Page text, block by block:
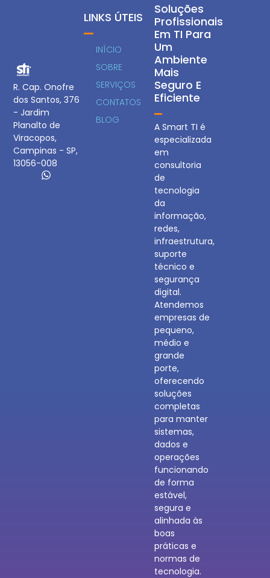
R. Cap. Onofre
dos Santos, 376
- Jardim
Planalto de
Viracopos,
Campinas - SP,
13056-008
Soluções
Profissionais
Em TI Para
Um
Ambiente
Mais
Seguro E
Eficiente
A Smart TI é
especializada
em
consultoria
de
tecnologia
da
informação,
redes,
infraestrutura,
suporte
técnico e
segurança
digital.
Atendemos
empresas de
pequeno,
médio e
grande
porte,
oferecendo
soluções
completas
para manter
sistemas,
dados e
operações
funcionando
de forma
estável,
segura e
alinhada às
boas
práticas e
normas de
tecnologia.
LINKS ÚTEIS
INÍCIO
SOBRE
SERVIÇOS
CONTATOS
BLOG